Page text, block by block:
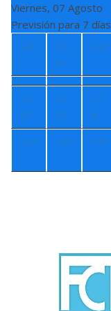
Viernes, 07 Agosto
Previsión para 7 días
Sáb
Do
m
Lun
+1
6°
+1
5°
+1
4°
+6° +5° +4°